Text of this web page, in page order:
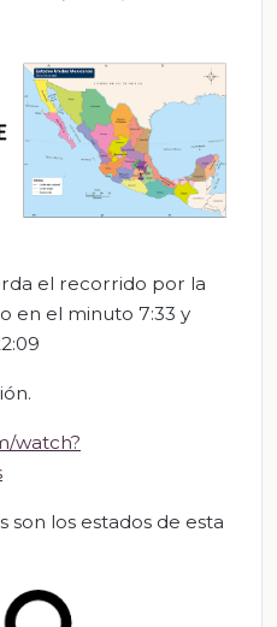
el recorrido por la
en el minuto 7:33 y
watch?
son los estados de esta